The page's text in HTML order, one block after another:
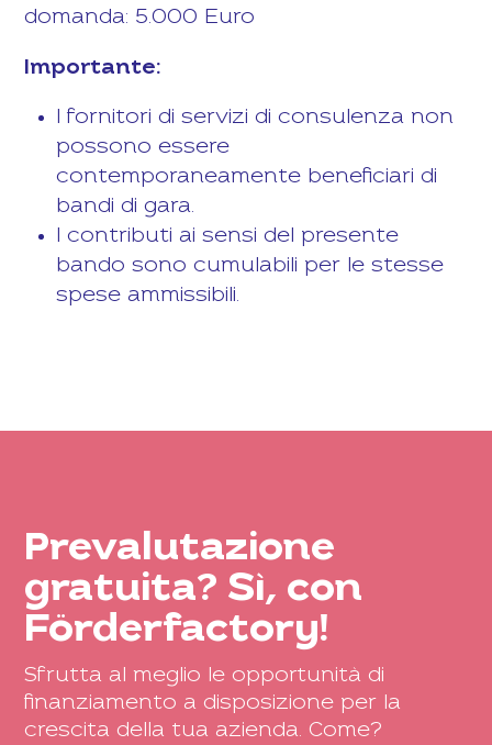
domanda: 5.000 Euro
Importante:
I fornitori di servizi di consulenza non
possono essere
contemporaneamente beneficiari di
bandi di gara.
I contributi ai sensi del presente
bando sono cumulabili per le stesse
spese ammissibili.
Prevalutazione
gratuita? Sì, con
Förderfactory!
Sfrutta al meglio le opportunità di
finanziamento a disposizione per la
crescita della tua azienda. Come?